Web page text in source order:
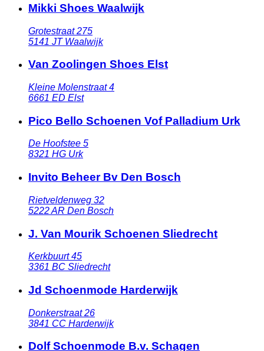
Mikki Shoes Waalwijk
Grotestraat 275
5141 JT Waalwijk
Van Zoolingen Shoes Elst
Kleine Molenstraat 4
6661 ED Elst
Pico Bello Schoenen Vof Palladium Urk
De Hoofstee 5
8321 HG Urk
Invito Beheer Bv Den Bosch
Rietveldenweg 32
5222 AR Den Bosch
J. Van Mourik Schoenen Sliedrecht
Kerkbuurt 45
3361 BC Sliedrecht
Jd Schoenmode Harderwijk
Donkerstraat 26
3841 CC Harderwijk
Dolf Schoenmode B.v. Schagen